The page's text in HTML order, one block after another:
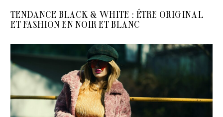
TENDANCE BLACK & WHITE : ÊTRE ORIGINAL
ET FASHION EN NOIR ET BLANC